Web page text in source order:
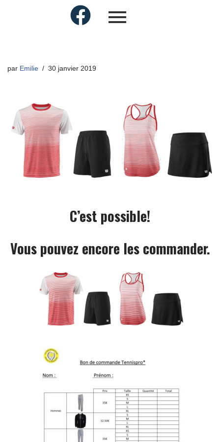
par Emilie 30 janvier 2019
C’est possible!
Vous pouvez encore les commander.